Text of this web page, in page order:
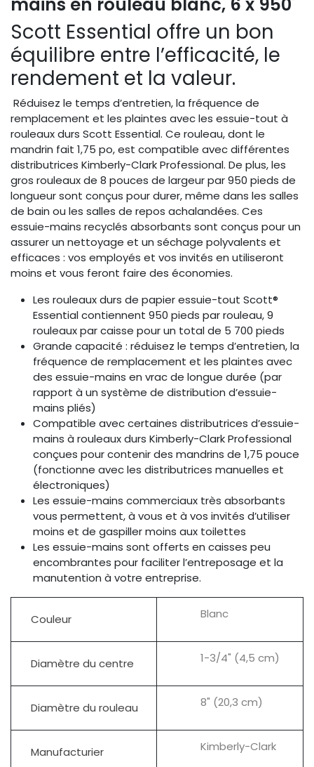
Scott Essential offre un bon
équilibre entre l’efficacité, le
rendement et la valeur.
Réduisez le temps d’entretien, la fréquence de
remplacement et les plaintes avec les essuie-tout à
rouleaux durs Scott Essential. Ce rouleau, dont le
mandrin fait 1,75 po, est compatible avec différentes
distributrices Kimberly-Clark Professional. De plus, les
gros rouleaux de 8 pouces de largeur par 950 pieds de
longueur sont conçus pour durer, même dans les salles
de bain ou les salles de repos achalandées. Ces
essuie-mains recyclés absorbants sont conçus pour un
assurer un nettoyage et un séchage polyvalents et
efficaces : vos employés et vos invités en utiliseront
moins et vous feront faire des économies.
Les rouleaux durs de papier essuie-tout Scott®
Essential contiennent 950 pieds par rouleau, 9
rouleaux par caisse pour un total de 5 700 pieds
Grande capacité : réduisez le temps d’entretien, la
fréquence de remplacement et les plaintes avec
des essuie-mains en vrac de longue durée (par
rapport à un système de distribution d’essuie-
mains pliés)
Compatible avec certaines distributrices d’essuie-
mains à rouleaux durs Kimberly-Clark Professional
conçues pour contenir des mandrins de 1,75 pouce
(fonctionne avec les distributrices manuelles et
électroniques)
Les essuie-mains commerciaux très absorbants
vous permettent, à vous et à vos invités d’utiliser
moins et de gaspiller moins aux toilettes
Les essuie-mains sont offerts en caisses peu
encombrantes pour faciliter l’entreposage et la
manutention à votre entreprise.
Couleur Blanc
Diamètre du centre 1-3/4" (4,5 cm)
Diamètre du rouleau 8" (20,3 cm)
Manufacturier Kimberly-Clark